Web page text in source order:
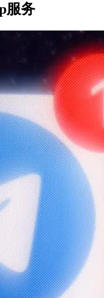
服务